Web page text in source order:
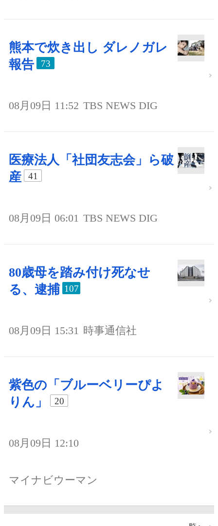
熊本で炊き出し ダレノガレ
報告
73
08月09日 11:52 TBS NEWS DIG
医療法人「社団友志会」ら破
産
41
08月09日 06:01 TBS NEWS DIG
80歳母を踏み付け死なせ
る、逮捕 107
08月09日 15:31 時事通信社
紫色の「ブルーベリーぴよ
りん」
20
08月09日 12:10
マイナビウーマン